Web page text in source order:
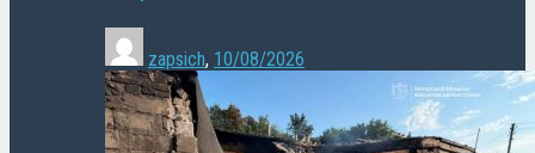
zapsich, 10/08/2026